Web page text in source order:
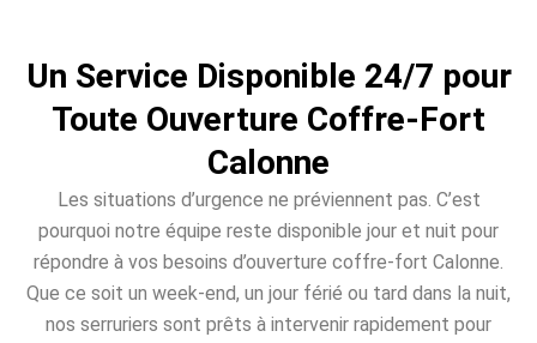
Un Service Disponible 24/7 pour
Toute Ouverture Coffre-Fort
Calonne
Les situations d’urgence ne préviennent pas. C’est
pourquoi notre équipe reste disponible jour et nuit pour
répondre à vos besoins d’ouverture coffre-fort Calonne.
Que ce soit un week-end, un jour férié ou tard dans la nuit,
nos serruriers sont prêts à intervenir rapidement pour